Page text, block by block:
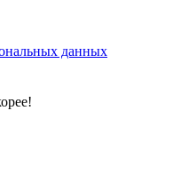
данных